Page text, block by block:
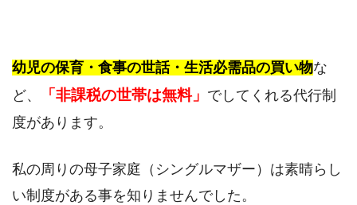
幼児の保育・食事の世話・生活必需品の買い物な
ど、
「非課税の世帯は無料」 でしてくれる代行制
度があります。
私の周りの母子家庭（シングルマザー）は素晴らし
い制度がある事を知りませんでした。